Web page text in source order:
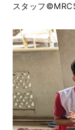
スタッフ